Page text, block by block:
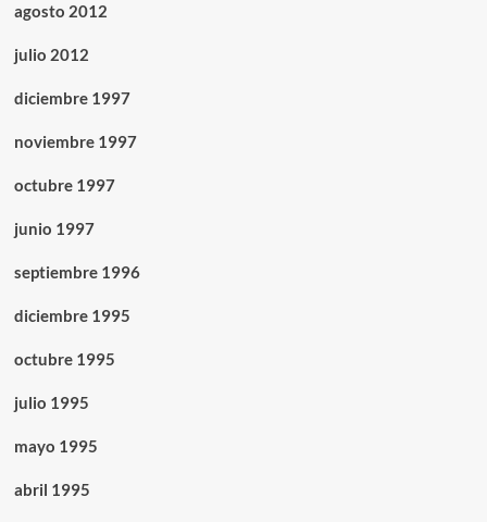
agosto 2012
julio 2012
diciembre 1997
noviembre 1997
octubre 1997
junio 1997
septiembre 1996
diciembre 1995
octubre 1995
julio 1995
mayo 1995
abril 1995